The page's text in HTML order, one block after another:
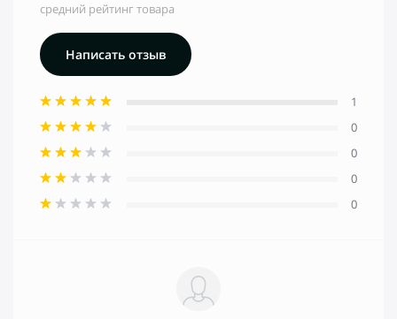
средний рейтинг товара
Написать отзыв
1
0
0
0
0